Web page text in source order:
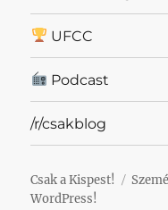
UFCC
Podcast
/r/csakblog
Csak a Kispest!
WordPress!